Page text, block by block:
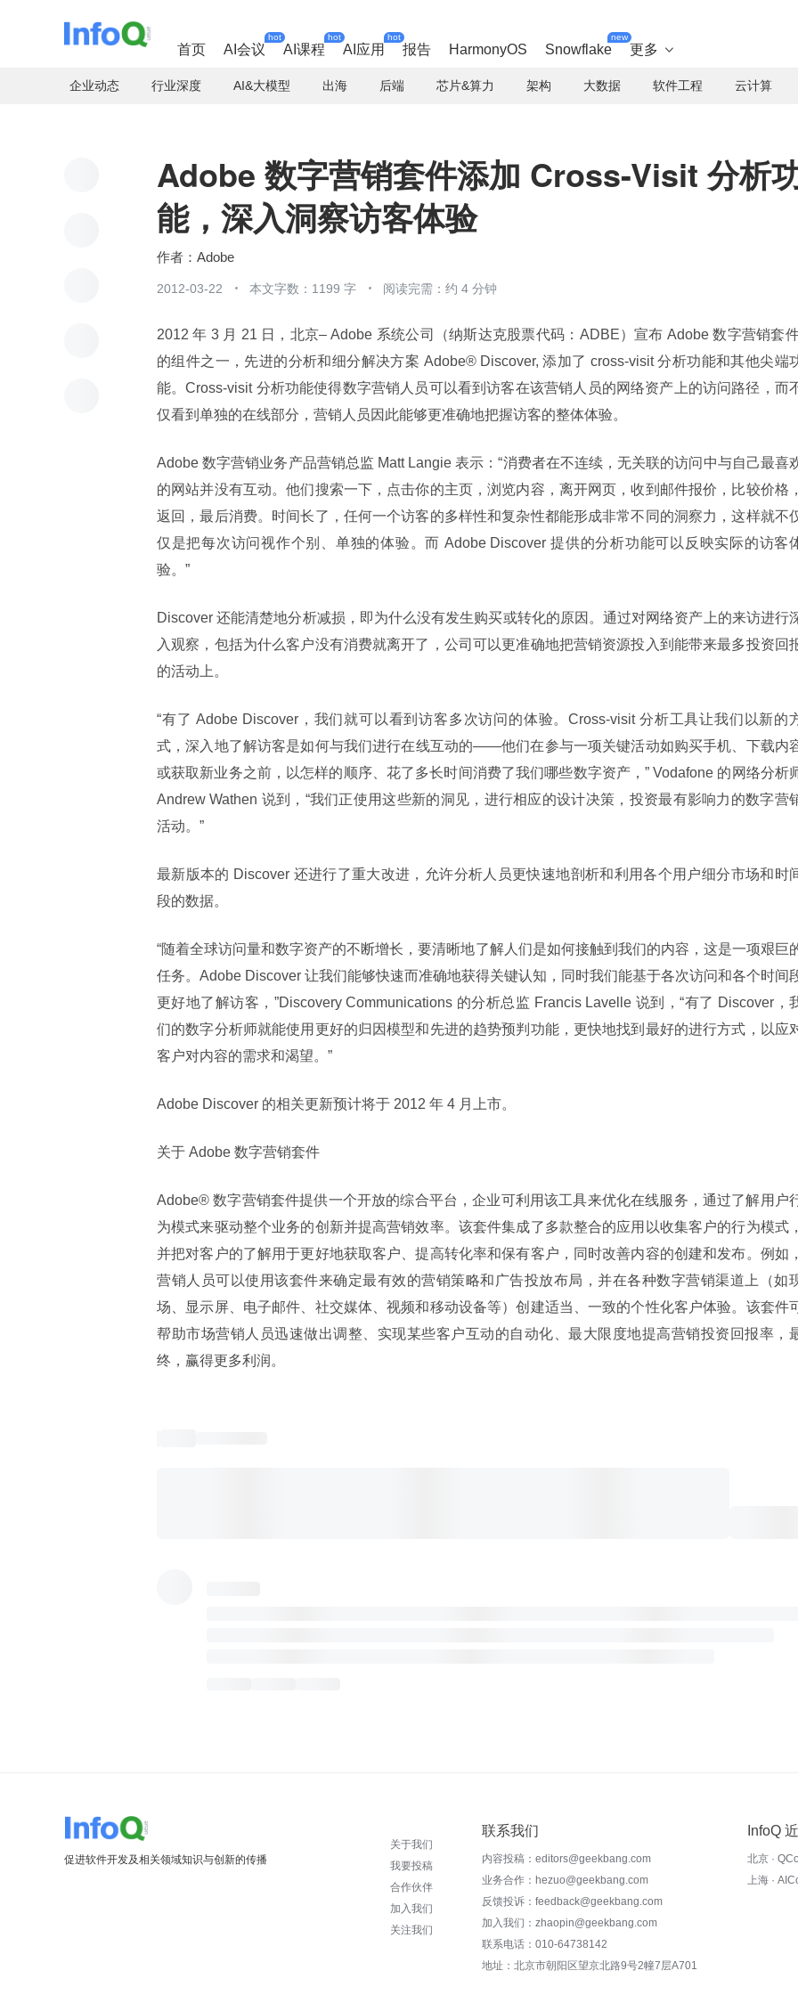
首页 AI会议
hot
AI课程
hot
AI应用
hot
报告 HarmonyOS Snowflake
new
更多 
企业动态 行业深度 AI&大模型 出海 后端 芯片&算力 架构 大数据 软件工程 云计算
Adobe 数字营销套件添加 Cross-Visit 分析
能，深入洞察访客体验
Adobe
2012-03-22 本文字数：1199 字 阅读完需：约 4 分钟
2012 年 3 月 21 日，北京– Adobe 系统公司（纳斯达克股票代码：ADBE）宣布 Adobe 数字营销套
的组件之一，先进的分析和细分解决方案 Adobe® Discover, 添加了 cross-visit 分析功能和其他尖端
能。Cross-visit 分析功能使得数字营销人员可以看到访客在该营销人员的网络资产上的访问路径，而
仅看到单独的在线部分，营销人员因此能够更准确地把握访客的整体体验。
Adobe 数字营销业务产品营销总监 Matt Langie 表示：“消费者在不连续，无关联的访问中与自己最喜
的网站并没有互动。他们搜索一下，点击你的主页，浏览内容，离开网页，收到邮件报价，比较价格，
返回，最后消费。时间长了，任何一个访客的多样性和复杂性都能形成非常不同的洞察力，这样就不
仅是把每次访问视作个别、单独的体验。而 Adobe Discover 提供的分析功能可以反映实际的访客
验。”
Discover 还能清楚地分析减损，即为什么没有发生购买或转化的原因。通过对网络资产上的来访进行
入观察，包括为什么客户没有消费就离开了，公司可以更准确地把营销资源投入到能带来最多投资回
的活动上。
“有了 Adobe Discover，我们就可以看到访客多次访问的体验。Cross-visit 分析工具让我们以新的
式，深入地了解访客是如何与我们进行在线互动的——他们在参与一项关键活动如购买手机、下载内
或获取新业务之前，以怎样的顺序、花了多长时间消费了我们哪些数字资产，” Vodafone 的网络分析
Andrew Wathen 说到，“我们正使用这些新的洞见，进行相应的设计决策，投资最有影响力的数字营
活动。”
最新版本的 Discover 还进行了重大改进，允许分析人员更快速地剖析和利用各个用户细分市场和时
段的数据。
“随着全球访问量和数字资产的不断增长，要清晰地了解人们是如何接触到我们的内容，这是一项艰巨
任务。Adobe Discover 让我们能够快速而准确地获得关键认知，同时我们能基于各次访问和各个时间
更好地了解访客，”Discovery Communications 的分析总监 Francis Lavelle 说到，“有了 Discover，
们的数字分析师就能使用更好的归因模型和先进的趋势预判功能，更快地找到最好的进行方式，以应
客户对内容的需求和渴望。”
Adobe Discover 的相关更新预计将于 2012 年 4 月上市。
关于 Adobe 数字营销套件
Adobe® 数字营销套件提供一个开放的综合平台，企业可利用该工具来优化在线服务，通过了解用户
为模式来驱动整个业务的创新并提高营销效率。该套件集成了多款整合的应用以收集客户的行为模式，
并把对客户的了解用于更好地获取客户、提高转化率和保有客户，同时改善内容的创建和发布。例如，
营销人员可以使用该套件来确定最有效的营销策略和广告投放布局，并在各种数字营销渠道上（如
场、显示屏、电子邮件、社交媒体、视频和移动设备等）创建适当、一致的个性化客户体验。该套件
帮助市场营销人员迅速做出调整、实现某些客户互动的自动化、最大限度地提高营销投资回报率，
终，赢得更多利润。
促进软件开发及相关领域知识与创新的传播
关于我们
我要投稿
合作伙伴
加入我们
关注我们
联系我们
内容投稿：editors@geekbang.com
业务合作：hezuo@geekbang.com
反馈投诉：feedback@geekbang.com
加入我们：zhaopin@geekbang.com
联系电话：010-64738142
地址：北京市朝阳区望京北路9号2幢7层A701
InfoQ
北京 ·
上海 ·